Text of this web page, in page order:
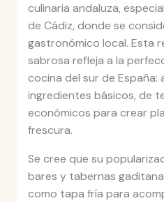
culinaria andaluza,
de Cádiz, donde se
gastronómico local. Esta
sabrosa refleja a la
cocina del sur de España:
ingredientes básicos, de
económicos para crear
frescura.
Se cree que su
bares y tabernas
como tapa fría para